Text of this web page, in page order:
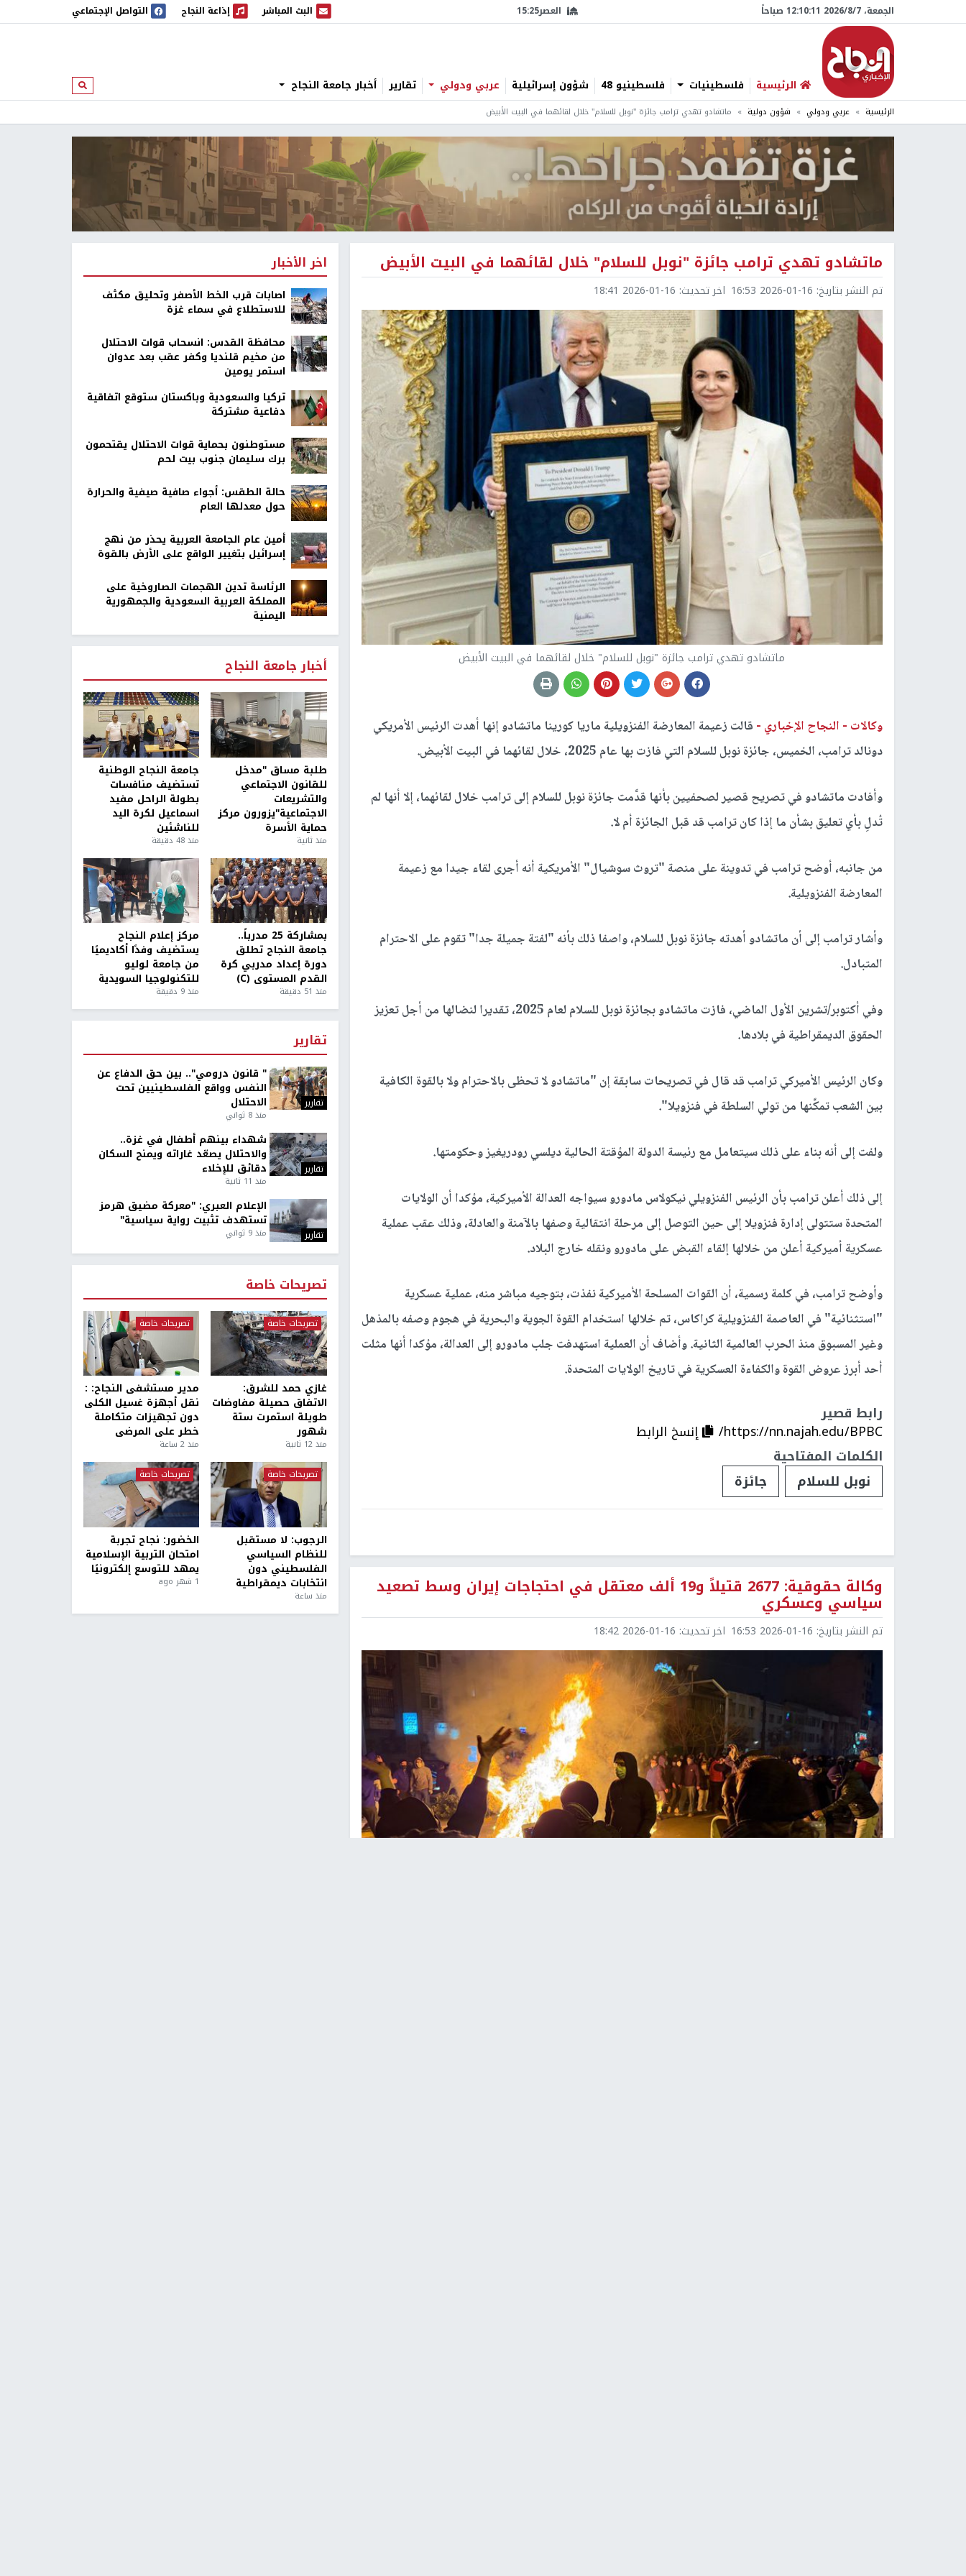
الجمعة، 7/‏8/‏2026 12:10:12 صباحاً العصر15:25 البث المباشر
البث المباشر إذاعة النجاح
إذاعة النجاح التواصل الإجتماعي
الرئيسية فلسطينيات فلسطينيو 48 شؤون إسرائيلية عربي ودولي تقارير أخبار جامعة النجاح ابحث
الرئيسية عربي ودولي شؤون دولية ماتشادو تهدي ترامب جائزة "نوبل للسلام" خلال لقائهما في البيت الأبيض
ماتشادو تهدي ترامب جائزة "نوبل للسلام" خلال لقائهما في البيت الأبيض
تم النشر بتاريخ: 2026-01-16 16:53 اخر تحديث: 2026-01-16 18:41
ماتشادو تهدي ترامب جائزة "نوبل للسلام" خلال لقائهما في البيت الأبيض
وكالات - النجاح الإخباري - قالت زعيمة المعارضة الفنزويلية ماريا كورينا ماتشادو إنها أهدت الرئيس الأمريكي
دونالد ترامب، الخميس، جائزة نوبل للسلام التي فازت بها عام 2025، خلال لقائهما في البيت الأبيض.
وأفادت ماتشادو في تصريح قصير لصحفيين بأنها قدَّمت جائزة نوبل للسلام إلى ترامب خلال لقائهما، إلا أنها لم
تُدلِ بأي تعليق بشأن ما إذا كان ترامب قد قبل الجائزة أم لا.
من جانبه، أوضح ترامب في تدوينة على منصة "تروث سوشيال" الأمريكية أنه أجرى لقاء جيدا مع زعيمة
المعارضة الفنزويلية.
وأشار ترامب إلى أن ماتشادو أهدته جائزة نوبل للسلام، واصفا ذلك بأنه "لفتة جميلة جدا" تقوم على الاحترام
المتبادل.
وفي أكتوبر/تشرين الأول الماضي، فازت ماتشادو بجائزة نوبل للسلام لعام 2025، تقديرا لنضالها من أجل تعزيز
الحقوق الديمقراطية في بلادها.
وكان الرئيس الأميركي ترامب قد قال في تصريحات سابقة إن "ماتشادو لا تحظى بالاحترام ولا بالقوة الكافية
بين الشعب تمكِّنها من تولي السلطة في فنزويلا".
ولفت إلى أنه بناء على ذلك سيتعامل مع رئيسة الدولة المؤقتة الحالية ديلسي رودريغيز وحكومتها.
إلى ذلك أعلن ترامب بأن الرئيس الفنزويلي نيكولاس مادورو سيواجه العدالة الأميركية، مؤكدا أن الولايات
المتحدة ستتولى إدارة فنزويلا إلى حين التوصل إلى مرحلة انتقالية وصفها بالآمنة والعادلة، وذلك عقب عملية
عسكرية أميركية أعلن من خلالها إلقاء القبض على مادورو ونقله خارج البلاد.
وأوضح ترامب، في كلمة رسمية، أن القوات المسلحة الأميركية نفذت، بتوجيه مباشر منه، عملية عسكرية
"استثنائية" في العاصمة الفنزويلية كراكاس، تم خلالها استخدام القوة الجوية والبحرية في هجوم وصفه بالمذهل
وغير المسبوق منذ الحرب العالمية الثانية. وأضاف أن العملية استهدفت جلب مادورو إلى العدالة، مؤكدا أنها مثلت
أحد أبرز عروض القوة والكفاءة العسكرية في تاريخ الولايات المتحدة.
رابط قصير
https://nn.najah.edu/BPBC/
إنسخ الرابط
الكلمات المفتاحية
نوبل للسلام
جائزة
وكالة حقوقية: 2677 قتيلاً و19 ألف معتقل في احتجاجات إيران وسط تصعيد
سياسي وعسكري
تم النشر بتاريخ: 2026-01-16 16:53 اخر تحديث: 2026-01-16 18:42
اخر الأخبار
اصابات قرب الخط الأصفر وتحليق مكثف
للاستطلاع في سماء غزة
محافظة القدس: انسحاب قوات الاحتلال
من مخيم قلنديا وكفر عقب بعد عدوان
استمر يومين
تركيا والسعودية وباكستان ستوقع اتفاقية
دفاعية مشتركة
مستوطنون بحماية قوات الاحتلال يقتحمون
برك سليمان جنوب بيت لحم
حالة الطقس: أجواء صافية صيفية والحرارة
حول معدلها العام
أمين عام الجامعة العربية يحذر من نهج
إسرائيل بتغيير الواقع على الأرض بالقوة
الرئاسة تدين الهجمات الصاروخية على
المملكة العربية السعودية والجمهورية
اليمنية
أخبار جامعة النجاح
طلبة مساق "مدخل
للقانون الاجتماعي
والتشريعات
الاجتماعية"يزورون مركز
حماية الأسرة
منذ ثانية
جامعة النجاح الوطنية
تستضيف منافسات
بطولة الراحل مفيد
اسماعيل لكرة اليد
للناشئين
منذ 48 دقيقة
بمشاركة 25 مدرباً..
جامعة النجاح تطلق
دورة إعداد مدربي كرة
القدم المستوى (C)
منذ 51 دقيقة
مركز إعلام النجاح
يستضيف وفدًا أكاديميًا
من جامعة لوليو
للتكنولوجيا السويدية
منذ 9 دقيقة
تقارير
تقارير
" قانون درومي".. بين حق الدفاع عن
النفس وواقع الفلسطينيين تحت
الاحتلال
منذ 8 ثواني
تقارير
شهداء بينهم أطفال في غزة..
والاحتلال يصعّد غاراته ويمنح السكان
دقائق للإخلاء
منذ 11 ثانية
تقارير
الإعلام العبري: "معركة مضيق هرمز
تستهدف تثبيت رواية سياسية"
منذ 9 ثواني
تصريحات خاصة
تصريحات خاصة
غازي حمد للشرق:
الاتفاق حصيلة مفاوضات
طويلة استمرت ستة
شهور
منذ 12 ثانية
تصريحات خاصة
مدير مستشفى النجاح: :
نقل أجهزة غسيل الكلى
دون تجهيزات متكاملة
خطر على المرضى
منذ 2 ساعة
تصريحات خاصة
الرجوب: لا مستقبل
للنظام السياسي
الفلسطيني دون
انتخابات ديمقراطية
منذ ساعة
تصريحات خاصة
الخضور: نجاح تجربة
امتحان التربية الإسلامية
يمهد للتوسع إلكترونيًا
1 شهر ago